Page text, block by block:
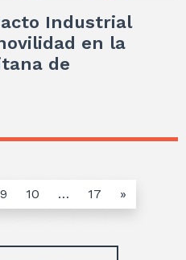
Industrial
en la
de
9 10 … 17 »